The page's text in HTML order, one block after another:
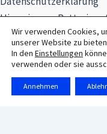
Hinweise zur
©
Wir verwenden Cookies,
unserer Website zu
In den Einstellungen
verwenden oder sie
Annehmen